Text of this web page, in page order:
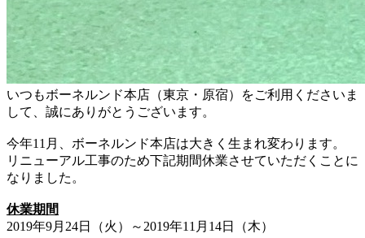
いつもボーネルンド本店（東京・原宿）をご利用くださいま
して、誠にありがとうございます。
今年11月、ボーネルンド本店は大きく生まれ変わります。
リニューアル工事のため下記期間休業させていただくことに
なりました。
休業期間
2019年9月24日（火）～2019年11月14日（木）